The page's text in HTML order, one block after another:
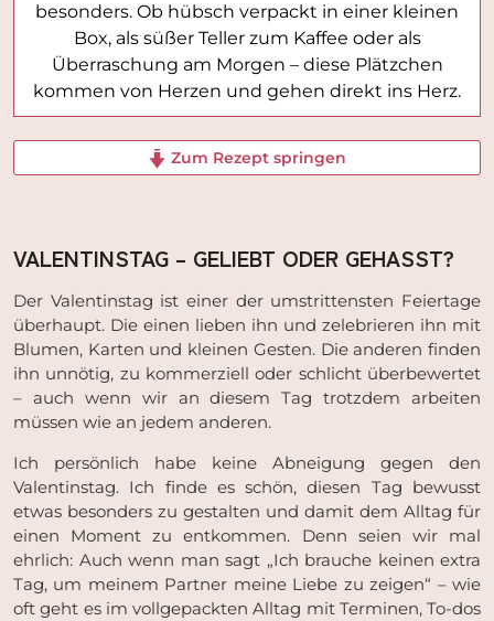
besonders. Ob hübsch verpackt in einer kleinen
Box, als süßer Teller zum Kaffee oder als
Überraschung am Morgen – diese Plätzchen
kommen von Herzen und gehen direkt ins Herz.
Zum Rezept springen
VALENTINSTAG – GELIEBT ODER GEHASST?
Der Valentinstag ist einer der umstrittensten Feiertage
überhaupt. Die einen lieben ihn und zelebrieren ihn mit
Blumen, Karten und kleinen Gesten. Die anderen finden
ihn unnötig, zu kommerziell oder schlicht überbewertet
– auch wenn wir an diesem Tag trotzdem arbeiten
müssen wie an jedem anderen.
Ich persönlich habe keine Abneigung gegen den
Valentinstag. Ich finde es schön, diesen Tag bewusst
etwas besonders zu gestalten und damit dem Alltag für
einen Moment zu entkommen. Denn seien wir mal
ehrlich: Auch wenn man sagt „Ich brauche keinen extra
Tag, um meinem Partner meine Liebe zu zeigen“ – wie
oft geht es im vollgepackten Alltag mit Terminen, To-dos